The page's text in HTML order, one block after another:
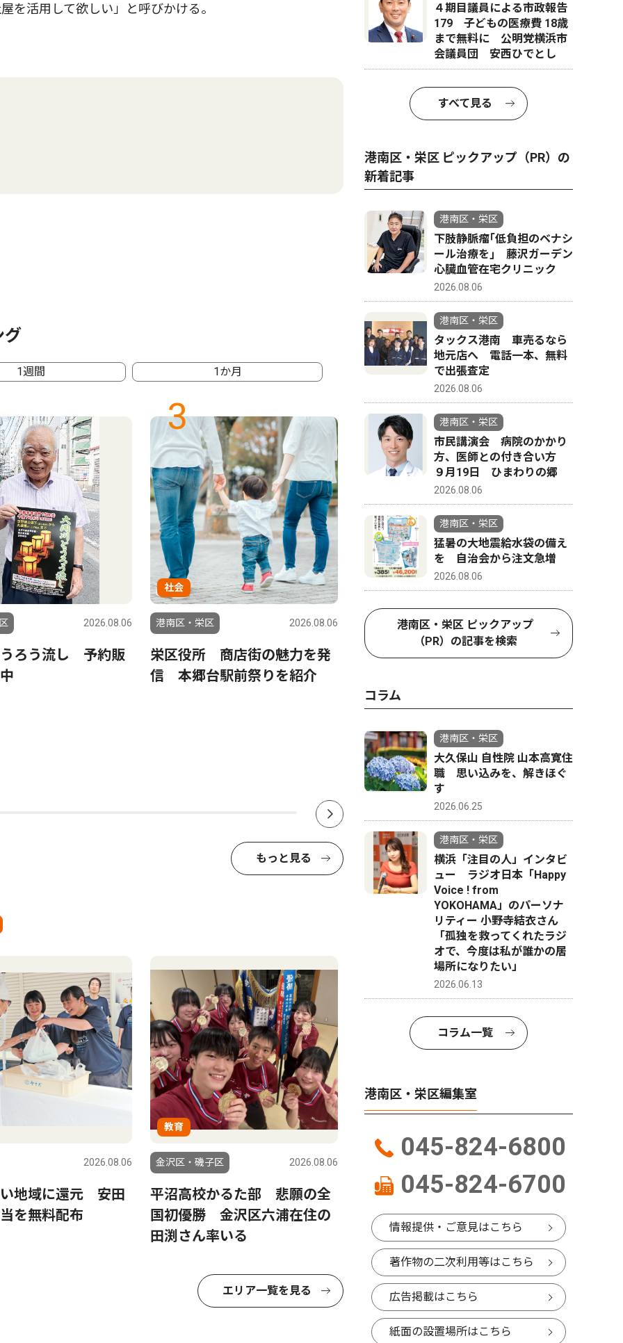
を活用して欲しい」と呼びかける。
グ
1週間 1か月
2026.08.06
ろう流し 予約販
3
社会
港南区・栄区 2026.08.06
栄区役所 商店街の魅力を発
信 本郷台駅前祭りを紹介
4
港南区・栄区 2026.08.06
自民党 神奈川２区 上大岡
港南区・栄
山中市
もっと見る
2026.08.06
地域に還元 安田
を無料配布
教育
金沢区・磯子区 2026.08.06
平沼高校かるた部 悲願の全
国初優勝 金沢区六浦在住の
田渕さん率いる
エリア一覧を見る
４期目議員による市政報告
179 子どもの医療費 18歳
まで無料に 公明党横浜市
会議員団 安西ひでとし
すべて見る
港南区・栄区 ピックアップ（PR）の
新着記事
港南区・栄区
下肢静脈瘤｢低負担のベナシ
ール治療を｣ 藤沢ガーデン
心臓血管在宅クリニック
2026.08.06
港南区・栄区
タックス港南 車売るなら
地元店へ 電話一本、無料
で出張査定
2026.08.06
港南区・栄区
市民講演会 病院のかかり
方、医師との付き合い方
９月19日 ひまわりの郷
2026.08.06
港南区・栄区
猛暑の大地震給水袋の備え
を 自治会から注文急増
2026.08.06
港南区・栄区 ピックアップ
（PR）の記事を検索
コラム
港南区・栄区
大久保山 自性院 山本高寛住
職 思い込みを、解きほぐ
す
2026.06.25
港南区・栄区
横浜「注目の人」インタビ
ュー ラジオ日本「Happy
Voice ! from
YOKOHAMA」のパーソナ
リティー 小野寺結衣さん
「孤独を救ってくれたラジ
オで、今度は私が誰かの居
場所になりたい」
2026.06.13
コラム一覧
港南区・栄区編集室
045-824-6800
045-824-6700
情報提供・ご意見はこちら
著作物の二次利用等はこちら
広告掲載はこちら
紙面の設置場所はこちら